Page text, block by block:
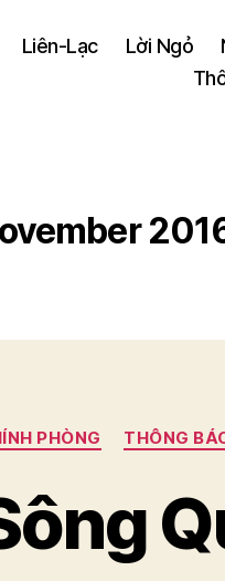
Liên-Lạc Lời Ngỏ
Categories
PHÒNG THÔNG